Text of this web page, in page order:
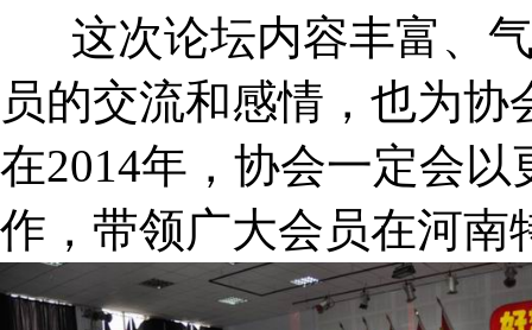
这次论坛内容丰富、气
员的交流和感情，也为
在2014年，协会一定会
作，带领广大会员在河南